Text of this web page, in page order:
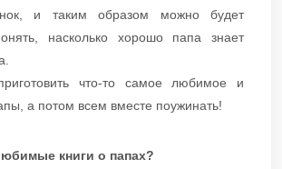
и таким образом можно будет
насколько хорошо папа знает
что-то самое любимое и
а потом всем вместе поужинать!
книги о папах?